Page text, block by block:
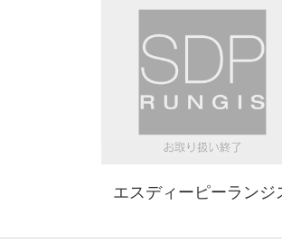
エスディーピーランジ